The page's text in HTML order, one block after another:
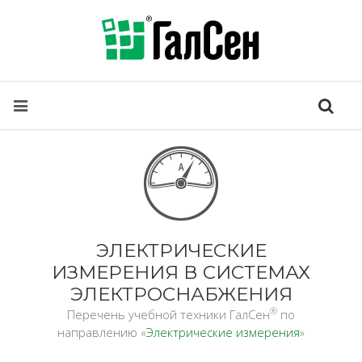
ЭЛЕКТРИЧЕСКИЕ
ИЗМЕРЕНИЯ В СИСТЕМАХ
ЭЛЕКТРОСНАБЖЕНИЯ
Перечень учебной техники ГалСен® по
направлению «Электрические измерения»